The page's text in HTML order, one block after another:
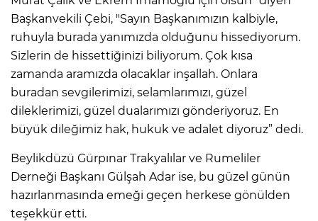
Başkanvekili Çebi, "Sayın Başkanımızın kalbiyle,
ruhuyla burada yanımızda olduğunu hissediyorum.
Sizlerin de hissettiğinizi biliyorum. Çok kısa
zamanda aramızda olacaklar inşallah. Onlara
buradan sevgilerimizi, selamlarımızı, güzel
dileklerimizi, güzel dualarımızı gönderiyoruz. En
büyük dileğimiz hak, hukuk ve adalet diyoruz” dedi.
Beylikdüzü Gürpınar Trakyalılar ve Rumeliler
Derneği Başkanı Gülşah Adar ise, bu güzel günün
hazırlanmasında emeği geçen herkese gönülden
teşekkür etti.